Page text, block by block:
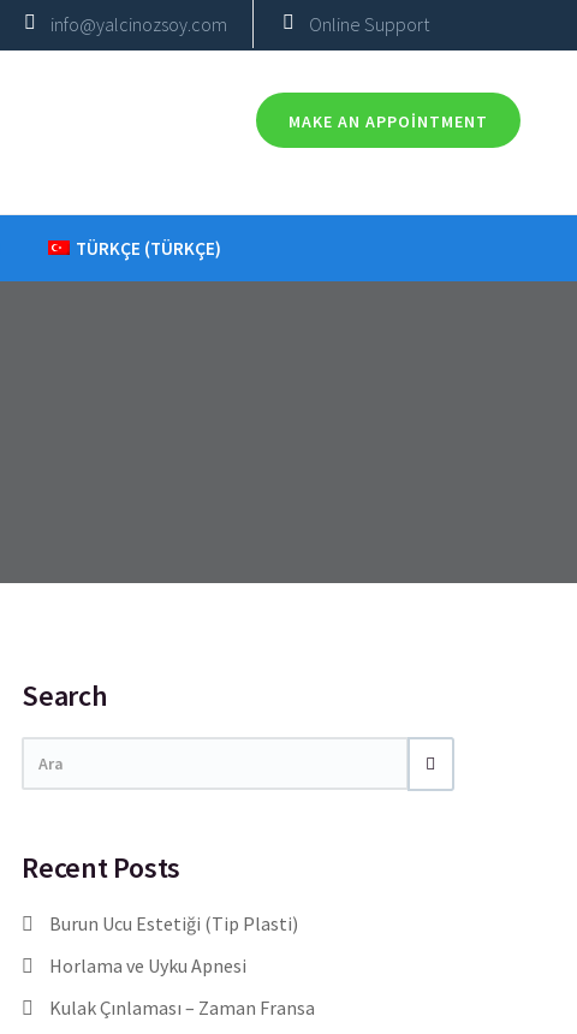
info@yalcinozsoy.com Online Support
MAKE AN APPOINTMENT
TÜRKÇE (TÜRKÇE)
Search
Recent Posts
Burun Ucu Estetiği (Tip Plasti)
Horlama ve Uyku Apnesi
Kulak Çınlaması – Zaman Fransa